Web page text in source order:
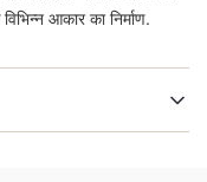
आकार का निर्माण.